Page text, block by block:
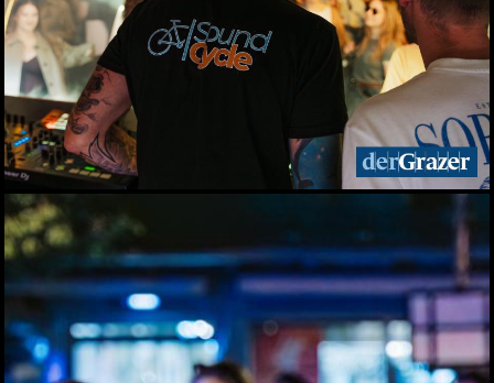
09.04.2026
"der Grazer" lädt zum
Empfang beim
Steiermark-Frühling
09.04.2026
Präsentation des
Steirischen Weines 2026
08.04.2026